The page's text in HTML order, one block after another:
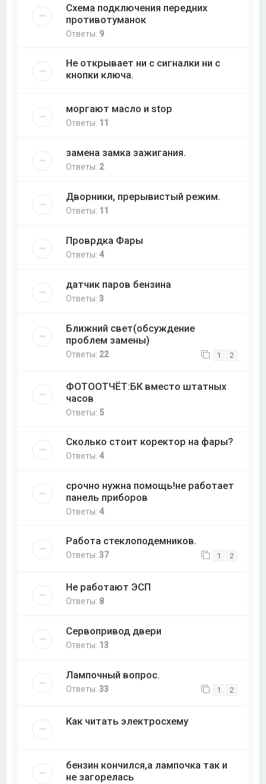
Схема подключения передних
противотуманок
Ответы: 9
Не открывает ни с сигналки ни с
кнопки ключа.
моргают масло и stop
Ответы: 11
замена замка зажигания.
Ответы: 2
Дворники, прерывистый режим.
Ответы: 11
Проврдка Фары
Ответы:4
датчик паров бензина
Ответы:3
Ближний свет(обсуждение
проблем замены)
Ответы: 22 1 2
ФОТООТЧЁТ:БК вместо штатных
часов
Ответы: 5
Сколько стоит коректор на фары?
Ответы:4
срочно нужна помощь!не работает
панель приборов
Ответы:4
Работа стеклоподемников.
Ответы:37 1 2
Не работают ЭСП
Ответы: 8
Сервопривод двери
Ответы: 13
Лампочный вопрос.
Ответы:33 1 2
Как читать электросхему
бензин кончился,а лампочка так и
не загорелась